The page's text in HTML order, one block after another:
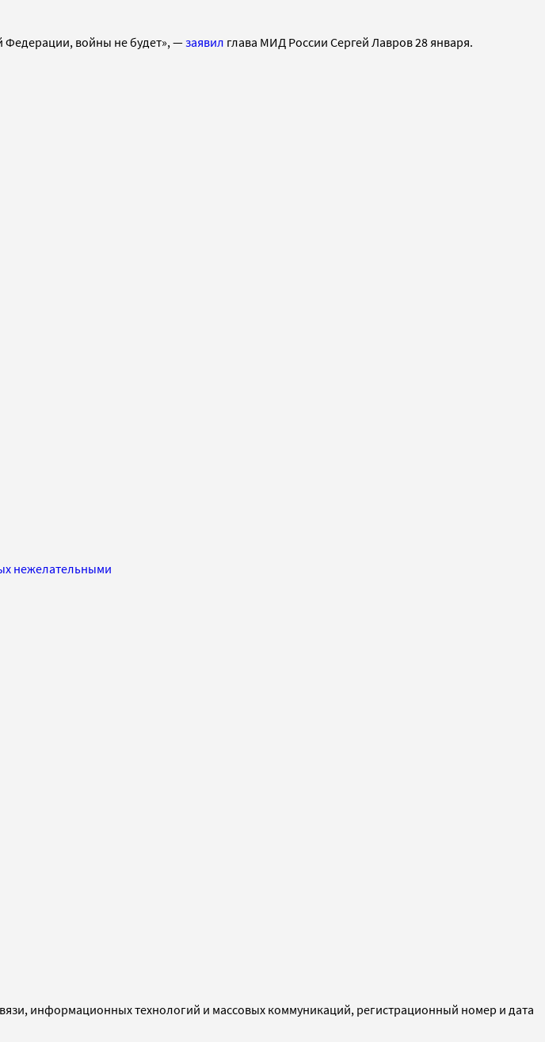
Федерации, войны не будет», —заявил глава МИД России Сергей Лавров 28 января.
нежелательными
информационных технологий и массовых коммуникаций, регистрационный номер и дата